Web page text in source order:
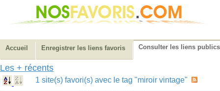
Accueil Enregistrer les liens favoris Consulter les liens publics
Les + récents
1 site(s) favori(s) avec le tag "miroir vintage"